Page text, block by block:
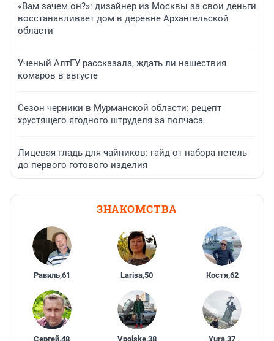
«Вам зачем он?»: дизайнер из Москвы за свои деньги
восстанавливает дом в деревне Архангельской
области
Ученый АлтГУ рассказала, ждать ли нашествия
комаров в августе
Сезон черники в Мурманской области: рецепт
хрустящего ягодного штруделя за полчаса
Лицевая гладь для чайников: гайд от набора петель
до первого готового изделия
ЗНАКОМСТВА
Равиль,61 Larisa,50 Костя,62
Сергей,48 Vpoiske,38 Yura,37